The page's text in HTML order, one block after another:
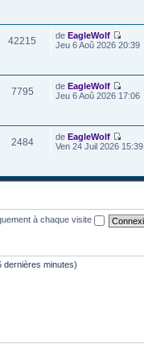
42215 deEagleWolf
Jeu 6 Aoû 2026 20:39
7795 deEagleWolf
Jeu 6 Aoû 2026 17:06
2484 deEagleWolf
Ven 24 Juil 2026 15:39
à chaque visite
dernières minutes)